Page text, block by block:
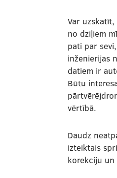
Var
no dziļiem
pati par
inženierijas
datiem ir
Būtu
vērtībā.
Daudz
izteiktais
korekciju